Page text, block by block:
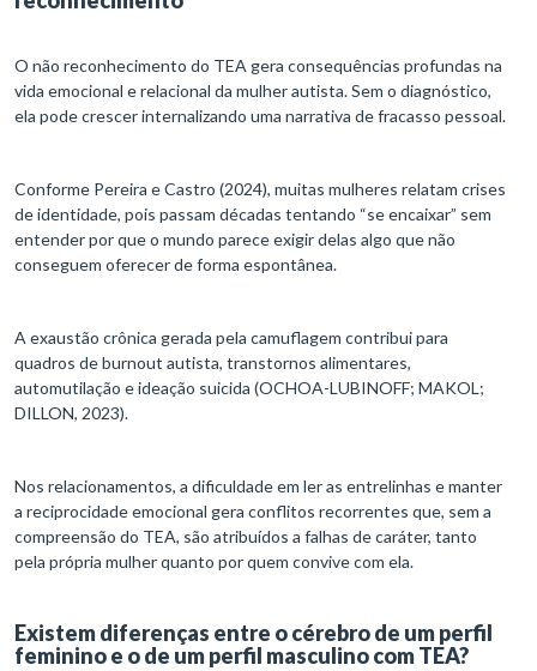
O não reconhecimento do TEA gera consequências profundas na
vida emocional e relacional da mulher autista. Sem o diagnóstico,
ela pode crescer internalizando uma narrativa de fracasso pessoal.
Conforme Pereira e Castro (2024), muitas mulheres relatam crises
de identidade, pois passam décadas tentando “se encaixar” sem
entender por que o mundo parece exigir delas algo que não
conseguem oferecer de forma espontânea.
A exaustão crônica gerada pela camuflagem contribui para
quadros de burnout autista, transtornos alimentares,
automutilação e ideação suicida (OCHOA-LUBINOFF; MAKOL;
DILLON, 2023).
Nos relacionamentos, a dificuldade em ler as entrelinhas e manter
a reciprocidade emocional gera conflitos recorrentes que, sem a
compreensão do TEA, são atribuídos a falhas de caráter, tanto
pela própria mulher quanto por quem convive com ela.
Existem diferenças entre o cérebro de um perfil
feminino e o de um perfil masculino com TEA?